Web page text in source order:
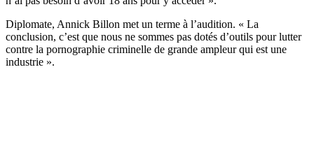
Diplomate, Annick Billon met un terme à l’audition. « La
conclusion, c’est que nous ne sommes pas dotés d’outils pour lutter
contre la pornographie criminelle de grande ampleur qui est une
industrie ».